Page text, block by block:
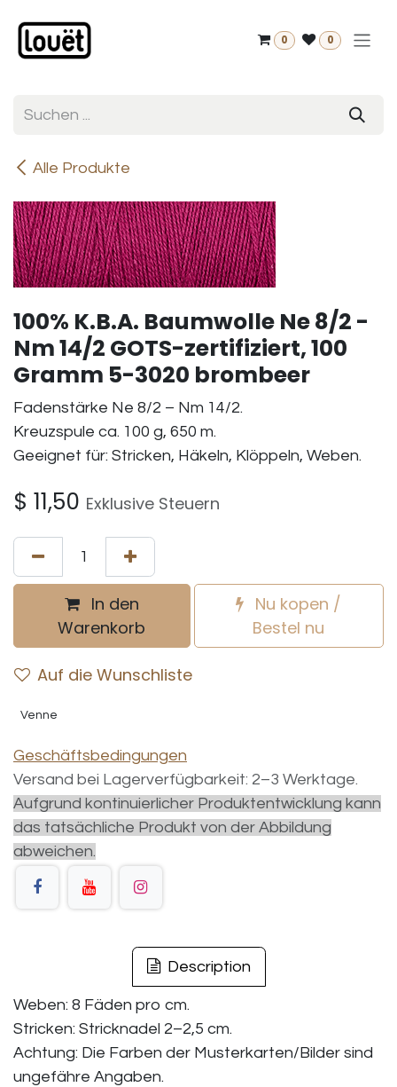
0 0
Alle Produkte
100% K.B.A. Baumwolle Ne 8/2 -
Nm 14/2 GOTS-zertifiziert, 100
Gramm 5-3020 brombeer
Fadenstärke Ne 8/2 – Nm 14/2.
Kreuzspule ca. 100 g, 650 m.
Geeignet für: Stricken, Häkeln, Klöppeln, Weben.
$ 11,50 Exklusive Steuern
In den
Warenkorb
Nu kopen /
Bestel nu
Auf die Wunschliste
Venne
Geschäftsbedingungen
Versand bei Lagerverfügbarkeit: 2–3 Werktage.
Aufgrund kontinuierlicher Produktentwicklung kann
das tatsächliche Produkt von der Abbildung
abweichen.
Description
Weben: 8 Fäden pro cm.
Stricken: Stricknadel 2–2,5 cm.
Achtung: Die Farben der Musterkarten/Bilder sind
ungefähre Angaben.